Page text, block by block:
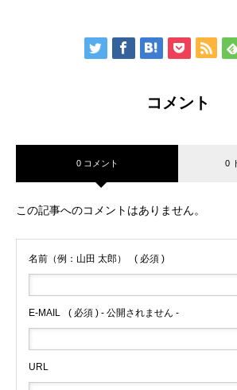
コメント
0 コメント 0
この記事へのコメントはありません。
名前（例：山田 太郎） ( 必須 )
E-MAIL ( 必須 ) - 公開されません -
URL